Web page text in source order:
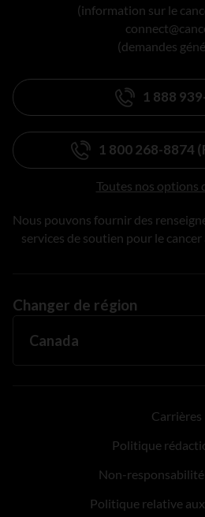
(information sur le
(demandes
1 888
1 800 268-8874
Toutes nos options
Nous pouvons fournir des
services de soutien pour le
Changer de région
Carrières
Politique
Non-
Politique relative